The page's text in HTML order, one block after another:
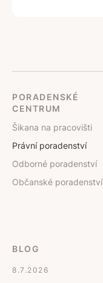
PORADENSKÉ
CENTRUM
Šikana na pracovišti
Právní poradenství
Odborné poradenství
Občanské poradenství
BLOG
8.7.2026